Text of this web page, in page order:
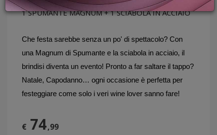
GIFT
BLOG
ACCEDI
1 SPUMANTE MAGNUM + 1 SCIABOLA IN ACCIAIO
Che festa sarebbe senza un po' di spettacolo? Con
una Magnum di Spumante e la sciabola in acciaio, il
brindisi diventa un evento! Pronto a far saltare il tappo?
Natale, Capodanno… ogni occasione è perfetta per
festeggiare come solo i veri wine lover sanno fare!
€ 74,99